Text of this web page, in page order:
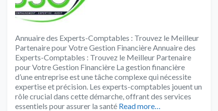
Annuaire des Experts-Comptables : Trouvez le Meilleur
Partenaire pour Votre Gestion Financière Annuaire des
Experts-Comptables : Trouvez le Meilleur Partenaire
pour Votre Gestion Financière La gestion financière
d’une entreprise est une tâche complexe qui nécessite
expertise et précision. Les experts-comptables jouent un
rôle crucial dans cette démarche, offrant des services
essentiels pour assurer la santé Read more…